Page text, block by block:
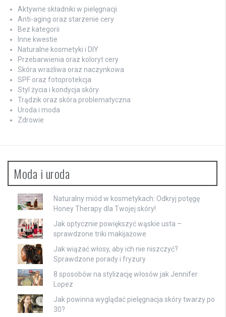
Aktywne składniki w pielęgnacji
Anti-aging oraz starzenie cery
Bez kategorii
Inne kwestie
Naturalne kosmetyki i DIY
Przebarwienia oraz koloryt cery
Skóra wrażliwa oraz naczynkowa
SPF oraz fotoprotekcja
Styl życia i kondycja skóry
Trądzik oraz skóra problematyczna
Uroda i moda
Zdrowie
Moda i uroda
Naturalny miód w kosmetykach: Odkryj potęgę
Honey Therapy dla Twojej skóry!
Jak optycznie powiększyć wąskie usta –
sprawdzone triki makijażowe
Jak wiązać włosy, aby ich nie niszczyć?
Sprawdzone porady i fryzury
8 sposobów na stylizację włosów jak Jennifer
Lopez
Jak powinna wyglądać pielęgnacja skóry twarzy po
30?